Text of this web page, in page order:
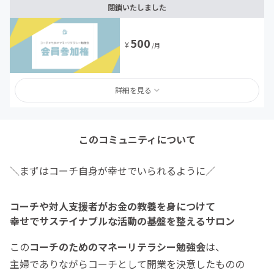
閉鎖いたしました
¥500 /月
詳細を見る
このコミュニティについて
＼まずはコーチ自身が幸せでいられるように／
コーチや対人支援者がお金の教養を身につけて
幸せでサステイナブルな活動の基盤を整えるサロン
このコーチのためのマネーリテラシー勉強会は、
主婦でありながらコーチとして開業を決意したものの